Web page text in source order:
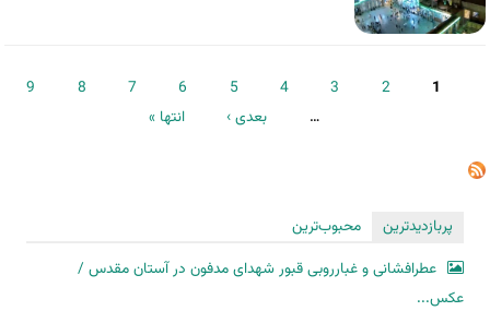
صفحه‌ها
1
2
3
4
5
6
7
8
9
…
بعدی › انتها »
پربازدیدترین
محبوب‌ترین
عطرافشانی و غبارروبی قبور شهدای مدفون در آستان مقدس /
عکس...